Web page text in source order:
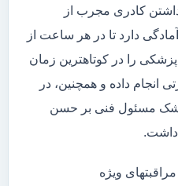
داشتن کادری مجرب از
دارد تا در هر ساعت از
را در کوتاهترین زمان
انجام داده و همچنین، در
پزشک مسئول فنی بر حسن
داشت.
ویژه